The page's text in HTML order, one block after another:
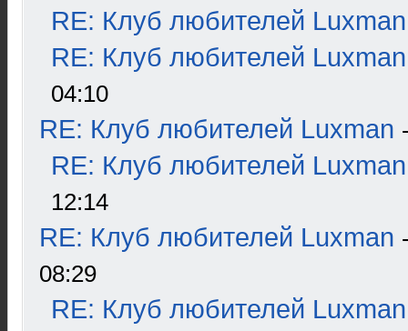
RE: Клуб любителей Luxman
RE: Клуб любителей Luxman
04:10
RE: Клуб любителей Luxman
RE: Клуб любителей Luxman
12:14
RE: Клуб любителей Luxman
08:29
RE: Клуб любителей Luxman